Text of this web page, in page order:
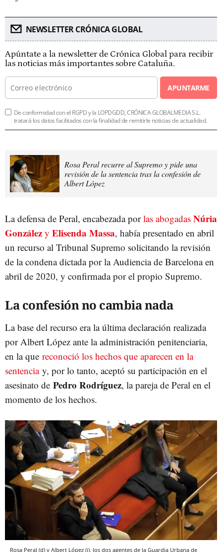
NEWSLETTER CRÓNICA GLOBAL
Apúntate a la newsletter de Crónica Global para recibir
las noticias más importantes sobre Cataluña.
APUNTARME
De conformidad con el RGPD y la LOPDGDD, CRÓNICA GLOBALMEDIA S.L.
tratará los datos facilitados con la finalidad de remitirle noticias de actualidad.
Rosa Peral recurre al Supremo y pide una
revisión de la sentencia tras la confesión de
Albert López
La defensa de Peral, encabezada porlas abogadas Núria
González y Elisenda Massa, había presentado en abril
un recurso al Tribunal Supremo solicitando la revisión
de la condena dictada por la Audiencia de Barcelona en
abril de 2020, y confirmada por el propio Supremo.
La confesión no cambia nada
La base del recurso era la última declaración realizada
por Albert López ante la administración penitenciaria,
en la que reconoció los hechos que aparecen en la
sentenciay, por lo tanto, aceptó su participación en el
asesinato de Pedro Rodríguez, la pareja de Peral en el
momento de los hechos.
Rosa Peral (d) y Albert López (i), los dos agentes de la Guardia Urbana de